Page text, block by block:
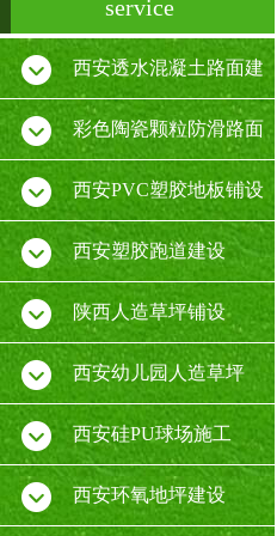
service
西安透水混凝土路面建
设 彩色陶瓷颗粒防滑路面
施工 西安PVC塑胶地板铺设
厂家 西安塑胶跑道建设
陕西人造草坪铺设
西安幼儿园人造草坪
西安硅PU球场施工
西安环氧地坪建设